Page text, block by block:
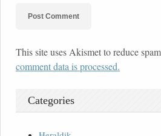
This site uses Akismet to reduce
comment data is processed.
Categories